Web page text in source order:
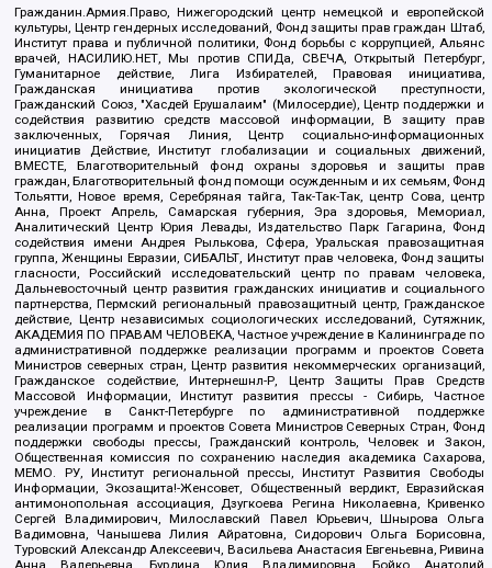
Гражданин.Армия.Право, Нижегородский центр немецкой и европейской
культуры, Центр гендерных исследований, Фонд защиты прав граждан Штаб,
Институт права и публичной политики, Фонд борьбы с коррупцией, Альянс
врачей, НАСИЛИЮ.НЕТ, Мы против СПИДа, СВЕЧА, Открытый Петербург,
Гуманитарное действие, Лига Избирателей, Правовая инициатива,
Гражданская инициатива против экологической преступности,
Гражданский Союз, "Хасдей Ерушалаим" (Милосердие), Центр поддержки и
содействия развитию средств массовой информации, В защиту прав
заключенных, Горячая Линия, Центр социально-информационных
инициатив Действие, Институт глобализации и социальных движений,
ВМЕСТЕ, Благотворительный фонд охраны здоровья и защиты прав
граждан, Благотворительный фонд помощи осужденным и их семьям, Фонд
Тольятти, Новое время, Серебряная тайга, Так-Так-Так, центр Сова, центр
Анна, Проект Апрель, Самарская губерния, Эра здоровья, Мемориал,
Аналитический Центр Юрия Левады, Издательство Парк Гагарина, Фонд
содействия имени Андрея Рылькова, Сфера, Уральская правозащитная
группа, Женщины Евразии, СИБАЛЬТ, Институт прав человека, Фонд защиты
гласности, Российский исследовательский центр по правам человека,
Дальневосточный центр развития гражданских инициатив и социального
партнерства, Пермский региональный правозащитный центр, Гражданское
действие, Центр независимых социологических исследований, Сутяжник,
АКАДЕМИЯ ПО ПРАВАМ ЧЕЛОВЕКА, Частное учреждение в Калининграде по
административной поддержке реализации программ и проектов Совета
Министров северных стран, Центр развития некоммерческих организаций,
Гражданское содействие, Интернешнл-Р, Центр Защиты Прав Средств
Массовой Информации, Институт развития прессы - Сибирь, Частное
учреждение в Санкт-Петербурге по административной поддержке
реализации программ и проектов Совета Министров Северных Стран, Фонд
поддержки свободы прессы, Гражданский контроль, Человек и Закон,
Общественная комиссия по сохранению наследия академика Сахарова,
МЕМО. РУ, Институт региональной прессы, Институт Развития Свободы
Информации, Экозащита!-Женсовет, Общественный вердикт, Евразийская
антимонопольная ассоциация, Дзугкоева Регина Николаевна, Кривенко
Сергей Владимирович, Милославский Павел Юрьевич, Шнырова Ольга
Вадимовна, Чанышева Лилия Айратовна, Сидорович Ольга Борисовна,
Туровский Александр Алексеевич, Васильева Анастасия Евгеньевна, Ривина
Анна Валерьевна, Бурдина Юлия Владимировна, Бойко Анатолий